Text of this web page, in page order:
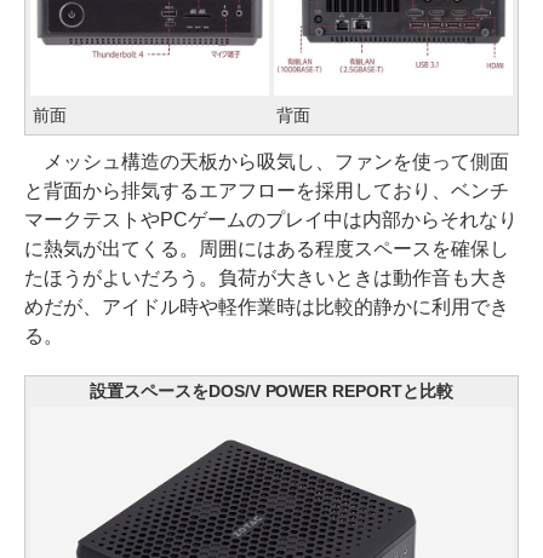
前面 背面
メッシュ構造の天板から吸気し、ファンを使って側面
と背面から排気するエアフローを採用しており、ベンチ
マークテストやPCゲームのプレイ中は内部からそれなり
に熱気が出てくる。周囲にはある程度スペースを確保し
たほうがよいだろう。負荷が大きいときは動作音も大き
めだが、アイドル時や軽作業時は比較的静かに利用でき
る。
設置スペースをDOS/V POWER REPORTと比較